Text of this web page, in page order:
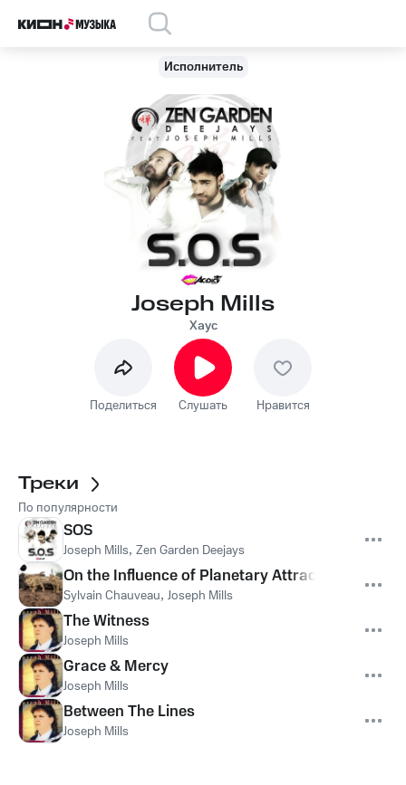
Исполнитель
Joseph Mills
Хаус
Поделиться Слушать Нравится
Треки
По популярности
SOS
Joseph Mills, Zen Garden Deejays
On the Influence of Planetary Attraction
Sylvain Chauveau, Joseph Mills
The Witness
Joseph Mills
Grace & Mercy
Joseph Mills
Between The Lines
Joseph Mills